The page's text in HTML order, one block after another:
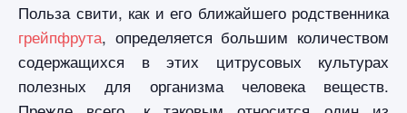
Польза свити, как и его ближайшего родственника
грейпфрута, определяется большим количеством
содержащихся в этих цитрусовых культурах
полезных для организма человека веществ.